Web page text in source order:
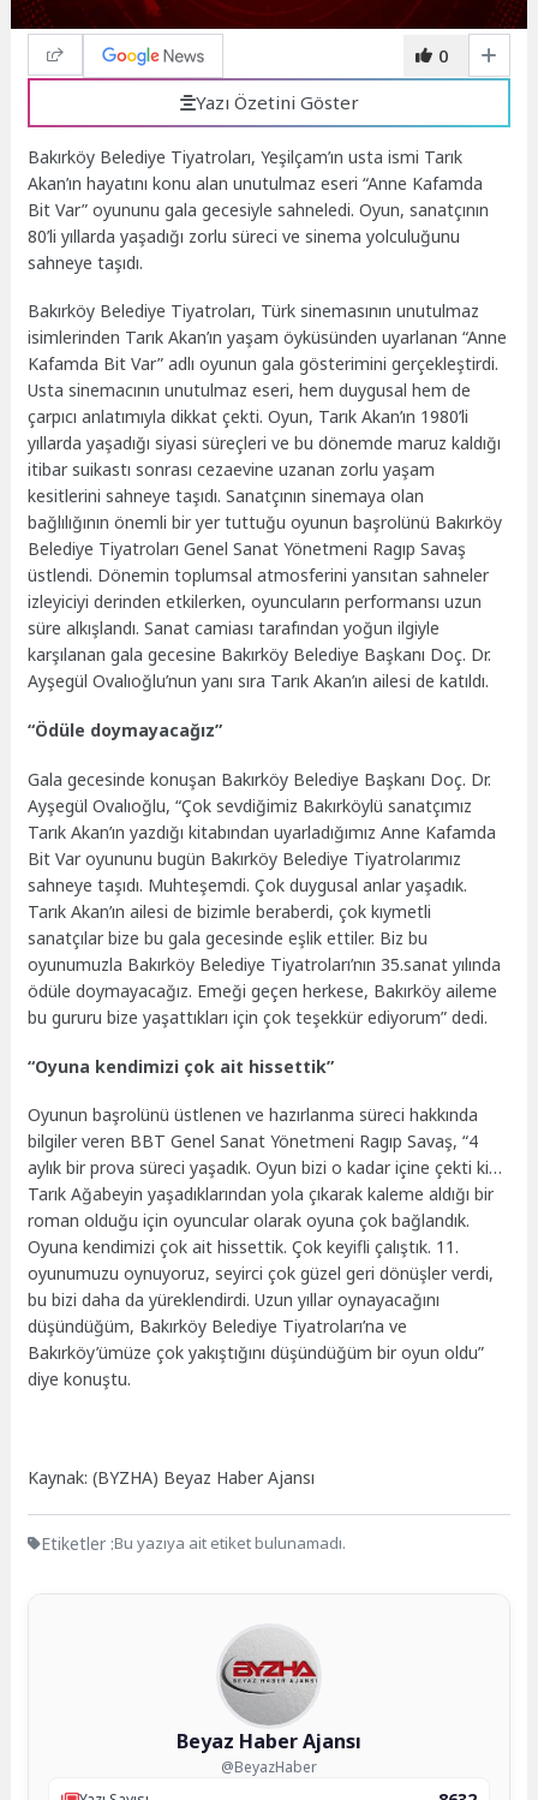
0
Yazı Özetini Göster
Bakırköy Belediye Tiyatroları, Yeşilçam’ın usta ismi Tarık
Akan’ın hayatını konu alan unutulmaz eseri “Anne Kafamda
Bit Var” oyununu gala gecesiyle sahneledi. Oyun, sanatçının
80’li yıllarda yaşadığı zorlu süreci ve sinema yolculuğunu
sahneye taşıdı.
Bakırköy Belediye Tiyatroları, Türk sinemasının unutulmaz
isimlerinden Tarık Akan’ın yaşam öyküsünden uyarlanan “Anne
Kafamda Bit Var” adlı oyunun gala gösterimini gerçekleştirdi.
Usta sinemacının unutulmaz eseri, hem duygusal hem de
çarpıcı anlatımıyla dikkat çekti. Oyun, Tarık Akan’ın 1980’li
yıllarda yaşadığı siyasi süreçleri ve bu dönemde maruz kaldığı
itibar suikastı sonrası cezaevine uzanan zorlu yaşam
kesitlerini sahneye taşıdı. Sanatçının sinemaya olan
bağlılığının önemli bir yer tuttuğu oyunun başrolünü Bakırköy
Belediye Tiyatroları Genel Sanat Yönetmeni Ragıp Savaş
üstlendi. Dönemin toplumsal atmosferini yansıtan sahneler
izleyiciyi derinden etkilerken, oyuncuların performansı uzun
süre alkışlandı. Sanat camiası tarafından yoğun ilgiyle
karşılanan gala gecesine Bakırköy Belediye Başkanı Doç. Dr.
Ayşegül Ovalıoğlu’nun yanı sıra Tarık Akan’ın ailesi de katıldı.
“Ödüle doymayacağız”
Gala gecesinde konuşan Bakırköy Belediye Başkanı Doç. Dr.
Ayşegül Ovalıoğlu, “Çok sevdiğimiz Bakırköylü sanatçımız
Tarık Akan’ın yazdığı kitabından uyarladığımız Anne Kafamda
Bit Var oyununu bugün Bakırköy Belediye Tiyatrolarımız
sahneye taşıdı. Muhteşemdi. Çok duygusal anlar yaşadık.
Tarık Akan’ın ailesi de bizimle beraberdi, çok kıymetli
sanatçılar bize bu gala gecesinde eşlik ettiler. Biz bu
oyunumuzla Bakırköy Belediye Tiyatroları’nın 35.sanat yılında
ödüle doymayacağız. Emeği geçen herkese, Bakırköy aileme
bu gururu bize yaşattıkları için çok teşekkür ediyorum” dedi.
“Oyuna kendimizi çok ait hissettik”
Oyunun başrolünü üstlenen ve hazırlanma süreci hakkında
bilgiler veren BBT Genel Sanat Yönetmeni Ragıp Savaş, “4
aylık bir prova süreci yaşadık. Oyun bizi o kadar içine çekti ki…
Tarık Ağabeyin yaşadıklarından yola çıkarak kaleme aldığı bir
roman olduğu için oyuncular olarak oyuna çok bağlandık.
Oyuna kendimizi çok ait hissettik. Çok keyifli çalıştık. 11.
oyunumuzu oynuyoruz, seyirci çok güzel geri dönüşler verdi,
bu bizi daha da yüreklendirdi. Uzun yıllar oynayacağını
düşündüğüm, Bakırköy Belediye Tiyatroları’na ve
Bakırköy’ümüze çok yakıştığını düşündüğüm bir oyun oldu”
diye konuştu.
Kaynak: (BYZHA) Beyaz Haber Ajansı
Etiketler :Bu yazıya ait etiket bulunamadı.
Beyaz Haber Ajansı
@BeyazHaber